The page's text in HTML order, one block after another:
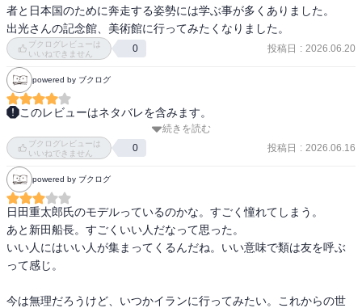
者と日本国のために奔走する姿勢には学ぶ事が多くありました。
出光さんの記念館、美術館に行ってみたくなりました。
ブクログレビューは
いいねできません
0 投稿日 : 2026.06.20
powered by ブクログ
このレビューはネタバレを含みます。
登場人物みなが凄まじい胆力と決断力を持っている。時代が違うの
で、単純には比べられないけれど、現在、このように人のためを思
ってふるまえる人がどれほどいるのだろう。そして世間はそのよう
な行いを許容できるのか。何事も見極めが肝心ですが、それがなか
なか難しい。
続きを読む
ブクログレビューは
いいねできません
0 投稿日 : 2026.06.16
powered by ブクログ
日田重太郎氏のモデルっているのかな。すごく憧れてしまう。
あと新田船長。すごくいい人だなって思った。
いい人にはいい人が集まってくるんだね。いい意味で類は友を呼ぶ
って感じ。
今は無理だろうけど、いつかイランに行ってみたい。これからの世